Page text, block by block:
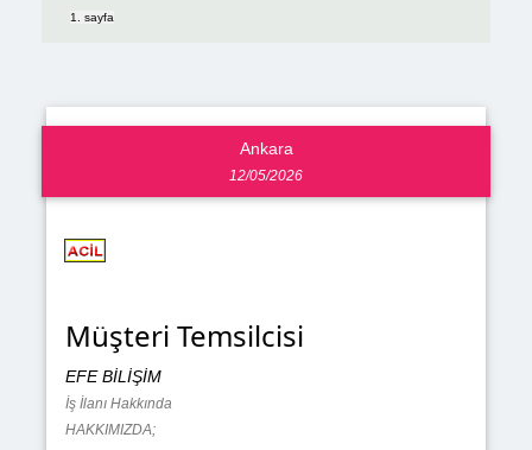
1. sayfa
Ankara
12/05/2026
Müşteri Temsilcisi
EFE BİLİŞİM
İş İlanı Hakkında
HAKKIMIZDA;